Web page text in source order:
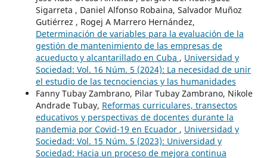
Sigarreta , Daniel Alfonso Robaina, Salvador Muñoz
Gutiérrez , Rogej A Marrero Hernández,
Determinación de variables para la evaluación de la
gestión de mantenimiento de las empresas de
acueducto y alcantarillado en Cuba , Universidad y
Sociedad: Vol. 16 Núm. 5 (2024): La necesidad de unir
el estudio de las tecnociencias y las humanidades
Fanny Tubay Zambrano, Pilar Tubay Zambrano, Nikole
Andrade Tubay, Reformas curriculares, transectos
educativos y perspectivas de docentes durante la
pandemia por Covid-19 en Ecuador , Universidad y
Sociedad: Vol. 15 Núm. 5 (2023): Universidad y
Sociedad: Hacia un proceso de mejora continua